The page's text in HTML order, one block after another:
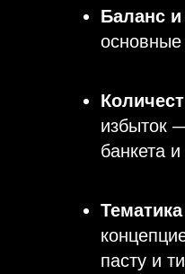
Баланс и
избыток
банкета
пасту и